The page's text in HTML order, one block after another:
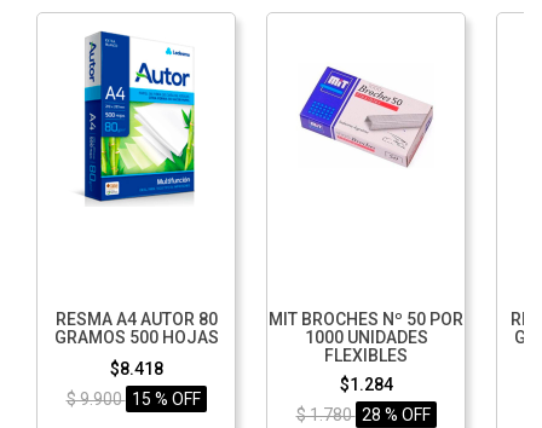
RESMA A4 AUTOR 80
GRAMOS 500 HOJAS
$8.418
$ 9.900 15 % OFF
MIT BROCHES Nº 50 POR
1000 UNIDADES
FLEXIBLES
$1.284
$ 1.780 28 % OFF